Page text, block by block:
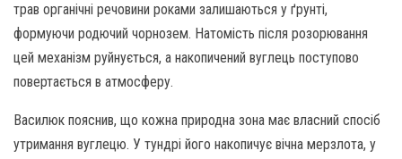
трав органічні речовини роками залишаються у ґрунті,
формуючи родючий чорнозем. Натомість після розорювання
цей механізм руйнується, а накопичений вуглець поступово
повертається в атмосферу.
Василюк пояснив, що кожна природна зона має власний спосіб
утримання вуглецю. У тундрі його накопичує вічна мерзлота, у